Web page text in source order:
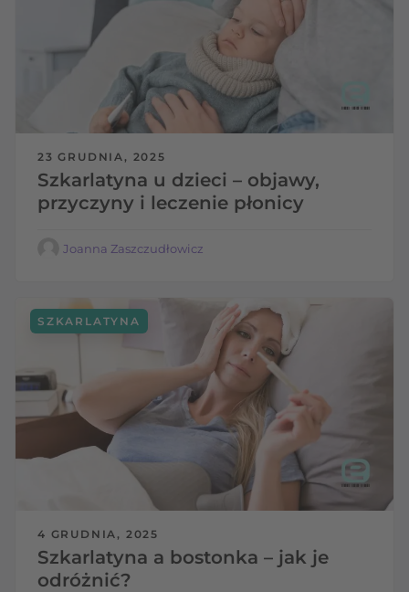
23 GRUDNIA, 2025
Szkarlatyna u dzieci – objawy,
przyczyny i leczenie płonicy
Joanna Zaszczudłowicz
4 GRUDNIA, 2025
Szkarlatyna a bostonka – jak je
odróżnić?
SZKARLATYNA